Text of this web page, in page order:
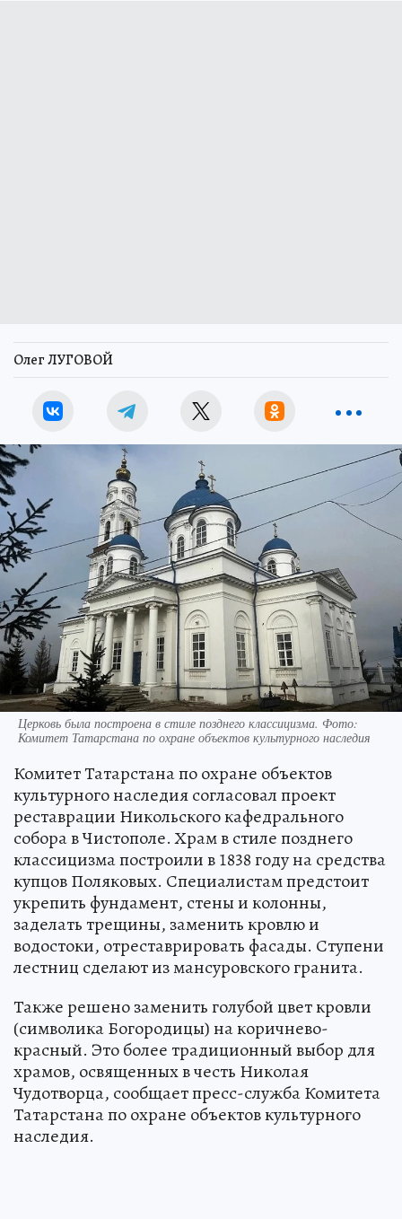
Олег ЛУГОВОЙ
Церковь была построена в стиле позднего классицизма. Фото:
Комитет Татарстана по охране объектов культурного наследия
Комитет Татарстана по охране объектов
культурного наследия согласовал проект
реставрации Никольского кафедрального
собора в Чистополе. Храм в стиле позднего
классицизма построили в 1838 году на средства
купцов Поляковых. Специалистам предстоит
укрепить фундамент, стены и колонны,
заделать трещины, заменить кровлю и
водостоки, отреставрировать фасады. Ступени
лестниц сделают из мансуровского гранита.
Также решено заменить голубой цвет кровли
(символика Богородицы) на коричнево-
красный. Это более традиционный выбор для
храмов, освященных в честь Николая
Чудотворца, сообщает пресс-служба Комитета
Татарстана по охране объектов культурного
наследия.